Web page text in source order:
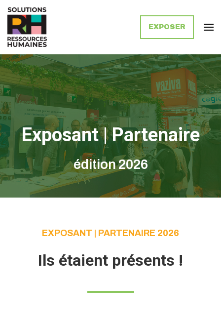
Solutions Ressources Humaines
EXPOSER
Exposant | Partenaire
édition 2026
EXPOSANT | PARTENAIRE 2026
Ils étaient présents !